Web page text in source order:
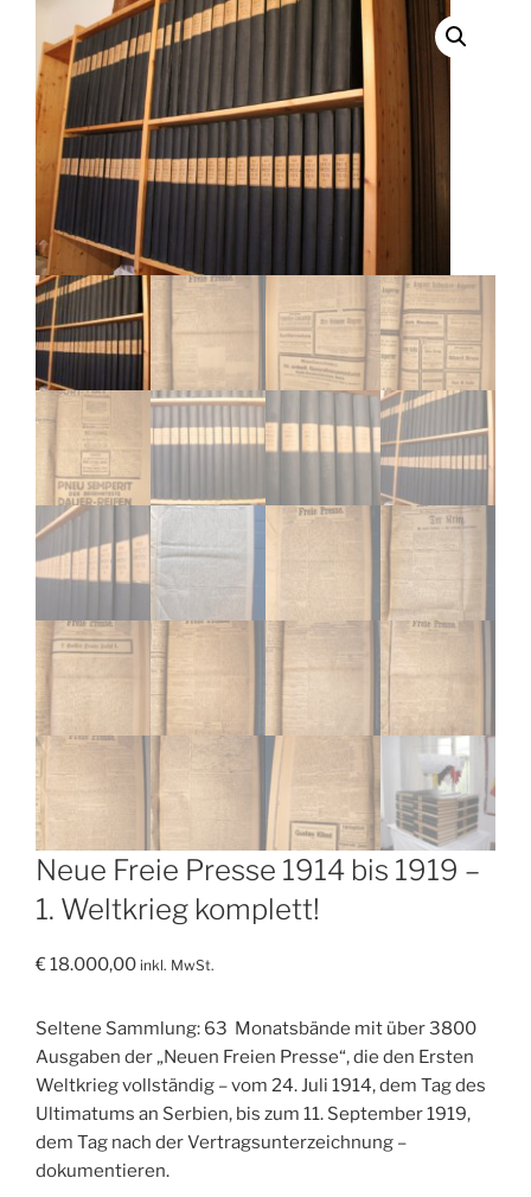
Neue Freie Presse 1914 bis 1919 –
1. Weltkrieg komplett!
€18.000,00 inkl. MwSt.
Seltene Sammlung: 63 Monatsbände mit über 3800
Ausgaben der „Neuen Freien Presse“, die den Ersten
Weltkrieg vollständig – vom 24. Juli 1914, dem Tag des
Ultimatums an Serbien, bis zum 11. September 1919,
dem Tag nach der Vertragsunterzeichnung –
dokumentieren.